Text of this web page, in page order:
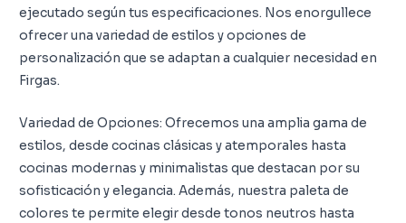
ejecutado según tus especificaciones. Nos enorgullece
ofrecer una variedad de estilos y opciones de
personalización que se adaptan a cualquier necesidad en
Firgas.
Variedad de Opciones: Ofrecemos una amplia gama de
estilos, desde cocinas clásicas y atemporales hasta
cocinas modernas y minimalistas que destacan por su
sofisticación y elegancia. Además, nuestra paleta de
colores te permite elegir desde tonos neutros hasta